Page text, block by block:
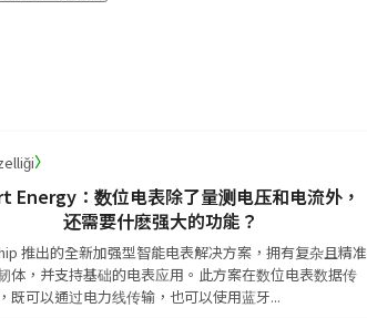
〉
Energy：数位电表除了量测电压和电流外，
还需要什麽强大的功能？
推出的全新加强型智能电表解决方案，拥有复杂且精准
体，并支持基础的电表应用。此方案在数位电表数据传
既可以通过电力线传输，也可以使用蓝牙...